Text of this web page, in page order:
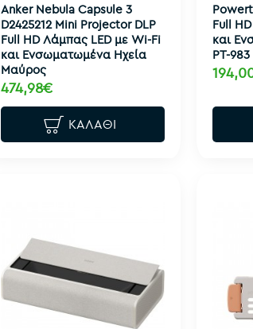
Anker Nebula Capsule 3
D2425212 Mini Projector DLP
Full HD Λάμπας LED με Wi-Fi
και Ενσωματωμένα Ηχεία
Μαύρος
474,98€
ΚΑΛΆΘΙ
Full
και
PT-